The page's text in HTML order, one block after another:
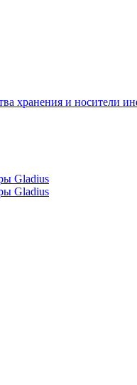
хранения и носители
Gladius
Gladius